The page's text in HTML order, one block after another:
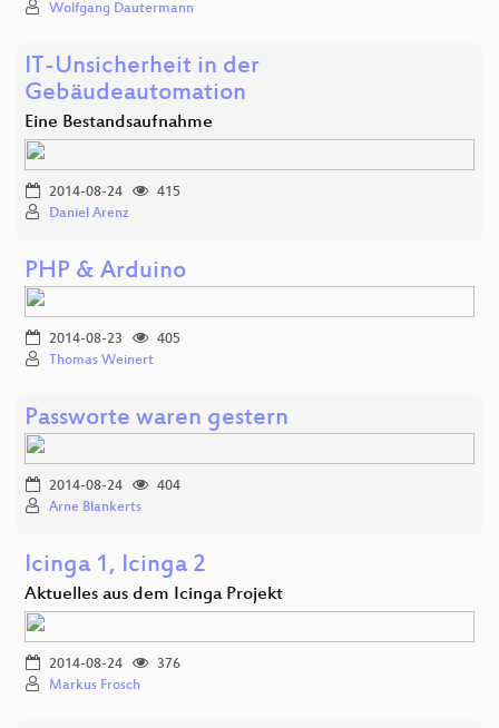
Wolfgang Dautermann
IT-Unsicherheit in der
Gebäudeautomation
Eine Bestandsaufnahme
2014-08-24
415
Daniel Arenz
PHP & Arduino
2014-08-23
405
Thomas Weinert
Passworte waren gestern
2014-08-24
404
Arne Blankerts
Icinga 1, Icinga 2
Aktuelles aus dem Icinga Projekt
2014-08-24
376
Markus Frosch